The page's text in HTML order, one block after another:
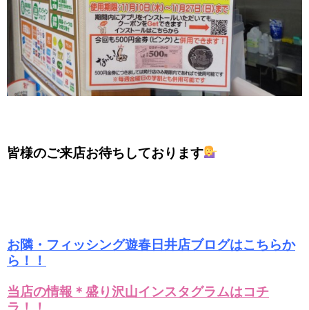
皆様のご来店お待ちしております
お隣・フィッシング遊春日井店ブログはこちらか
ら！！
当店の情報＊盛り沢山インスタグラムはコチ